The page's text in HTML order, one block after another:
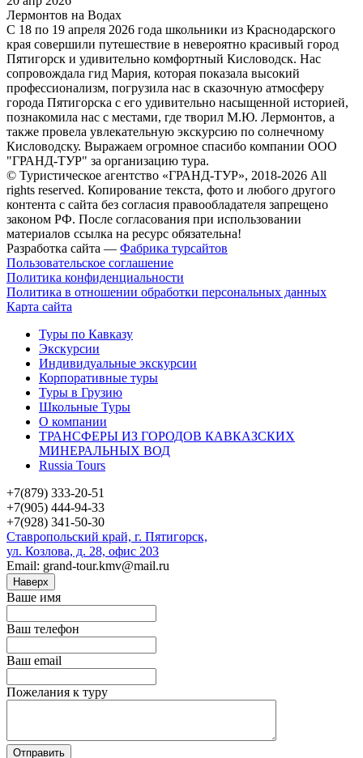
Лермонтов на Водах
С 18 по 19 апреля 2026 года школьники из Краснодарского
края совершили путешествие в невероятно красивый город
Пятигорск и удивительно комфортный Кисловодск. Нас
сопровождала гид Мария, которая показала высокий
профессионализм, погрузила нас в сказочную атмосферу
города Пятигорска с его удивительно насыщенной историей,
познакомила нас с местами, где творил М.Ю. Лермонтов, а
также провела увлекательную экскурсию по солнечному
Кисловодску. Выражаем огромное спасибо компании ООО
"ГРАНД-ТУР" за организацию тура.
© Туристическое агентство «ГРАНД-ТУР», 2018-2026 All
rights reserved. Копирование текста, фото и любого другого
контента с сайта без согласия правообладателя запрещено
законом РФ. После согласования при использовании
материалов ссылка на ресурс обязательна!
Разработка сайта — Фабрика турсайтов
Пользовательское соглашение
Политика конфиденциальности
Политика в отношении обработки персональных данных
Карта сайта
Туры по Кавказу
Экскурсии
Индивидуальные экскурсии
Корпоративные туры
Туры в Грузию
Школьные Туры
О компании
ТРАНСФЕРЫ ИЗ ГОРОДОВ КАВКАЗСКИХ
МИНЕРАЛЬНЫХ ВОД
Russia Tours
+7(879) 333-20-51
+7(905) 444-94-33
+7(928) 341-50-30
Ставропольский край, г. Пятигорск,
ул. Козлова, д. 28, офис 203
Email: grand-tour.kmv@mail.ru
Наверх
Ваше имя
Ваш телефон
Ваш email
Пожелания к туру